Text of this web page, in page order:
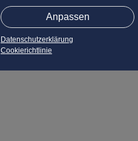
Anpassen
Datenschutzerklärung
Cookierichtlinie